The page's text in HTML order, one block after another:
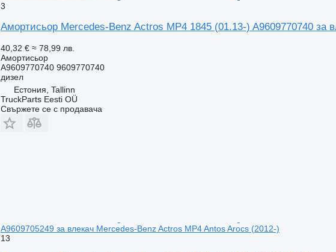
3
Амортисьор Mercedes-Benz Actros MP4 1845 (01.13-) A9609770740 за
40,32 € ≈ 78,99 лв.
Амортисьор
A9609770740 9609770740
дизел
Естония, Tallinn
TruckParts Eesti OÜ
Свържете се с продавача
A9609705249 за влекач Mercedes-Benz Actros MP4 Antos Arocs (2012-)
13